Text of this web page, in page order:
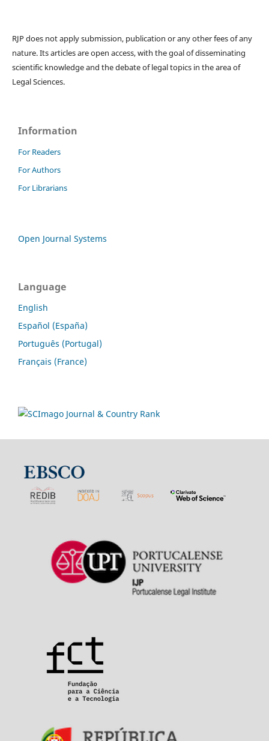
RJP does not apply submission, publication or any other fees of any
nature. Its articles are open access, with the goal of disseminating
scientific knowledge and the debate of legal topics in the area of ​​
Legal Sciences.
Information
For Readers
For Authors
For Librarians
Open Journal Systems
Language
English
Español (España)
Português (Portugal)
Français (France)